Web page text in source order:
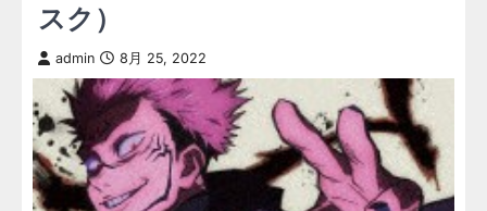
スク）
admin 8月 25, 2022